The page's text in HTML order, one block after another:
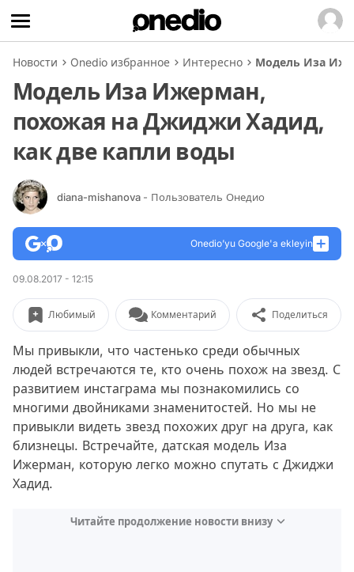
Новости Onedio избранное Интересно Модель Иза
Модель Иза Ижерман,
похожая на Джиджи Хадид,
как две капли воды
diana-mishanova - Пользователь Онедио
Onedio’yu Google'a ekleyin
09.08.2017 - 12:15
Любимый Комментарий Поделиться
Мы привыкли, что частенько среди обычных
людей встречаются те, кто очень похож на звезд. С
развитием инстаграма мы познакомились со
многими двойниками знаменитостей. Но мы не
привыкли видеть звезд похожих друг на друга, как
близнецы. Встречайте, датская модель Иза
Ижерман, которую легко можно спутать с Джиджи
Хадид.
Читайте продолжение новости внизу